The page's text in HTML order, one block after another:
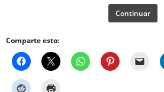
Continuar
Comparte esto: